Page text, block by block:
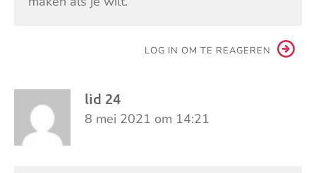
LOG IN OM TE REAGEREN
lid 24
8 mei 2021 om 14:21